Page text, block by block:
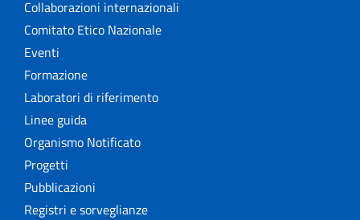
Collaborazioni internazionali
Comitato Etico Nazionale
Eventi
Formazione
Laboratori di riferimento
Linee guida
Organismo Notificato
Progetti
Pubblicazioni
Registri e sorveglianze